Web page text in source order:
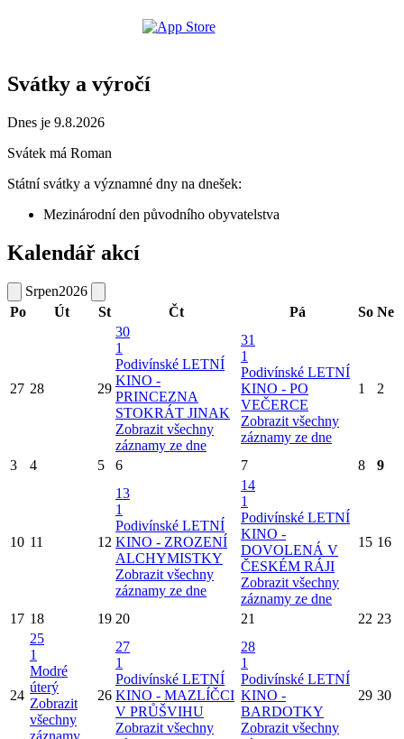
Svátky a výročí
Dnes je 9.8.2026
Svátek má Roman
Státní svátky a významné dny na dnešek:
Mezinárodní den původního obyvatelstva
Kalendář akcí
Srpen2026
Po
Út St Čt Pá So Ne
27 28 29
30
1
Podivínské LETNÍ
KINO -
PRINCEZNA
STOKRÁT JINAK
Zobrazit všechny
záznamy ze dne
31
1
Podivínské LETNÍ
KINO - PO
VEČERCE
Zobrazit všechny
záznamy ze dne
1 2
3 4 5 6 7 8 9
10 11 12
13
1
Podivínské LETNÍ
KINO - ZROZENÍ
ALCHYMISTKY
Zobrazit všechny
záznamy ze dne
14
1
Podivínské LETNÍ
KINO -
DOVOLENÁ V
ČESKÉM RÁJI
Zobrazit všechny
záznamy ze dne
15 16
17 18 19 20 21 22 23
24
25
1
Modré
úterý
Zobrazit
všechny
26
27
1
Podivínské LETNÍ
KINO - MAZLÍČCI
V PRŮŠVIHU
Zobrazit všechny
28
1
Podivínské LETNÍ
KINO -
BARDOTKY
Zobrazit všechny
29 30